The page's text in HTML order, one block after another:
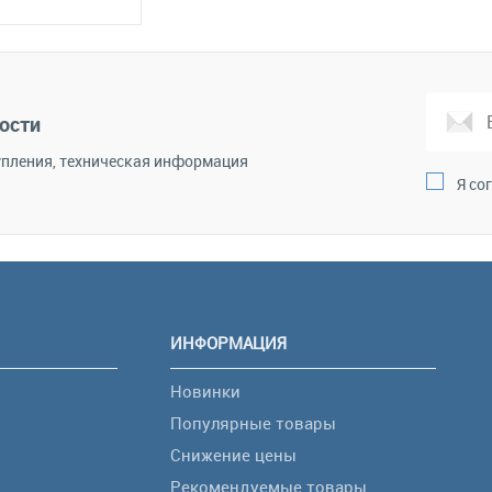
техническая информация
Я
ИНФОРМАЦИЯ
Новинки
Популярные товары
Снижение цены
Рекомендуемые товары